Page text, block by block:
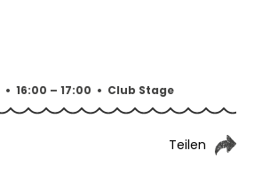
• 16:00 – 17:00 • Club Stage
Teilen